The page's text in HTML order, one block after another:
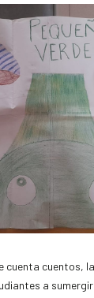
cuenta cuentos,
a